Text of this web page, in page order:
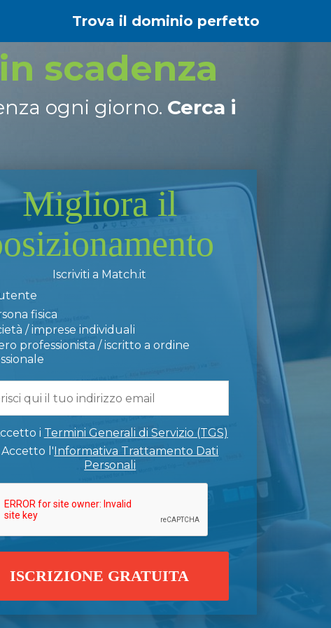
Trova il dominio perfetto
scadenza
ogni giorno. Cerca i
Migliora il
Iscriviti a Match.it
fisica
/ imprese individuali
professionista / iscritto a ordine
i Termini Generali di Servizio (TGS)
Accetto l'Informativa Trattamento Dati
Personali